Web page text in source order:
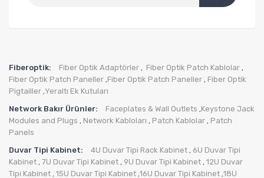
Fiberoptik: Fiber Optik Adaptörler , Fiber Optik Patch Kablolar ,
Fiber Optik Patch Paneller ,Fiber Optik Patch Paneller , Fiber Optik
Pigtailler ,Yeraltı Ek Kutuları
Network Bakır Ürünler:
Faceplates & Wall Outlets ,Keystone Jack
Modules and Plugs , Network Kabloları , Patch Kablolar , Patch
Panels
Duvar Tipi Kabinet:
4U Duvar Tipi Rack Kabinet , 6U Duvar Tipi
Kabinet , 7U Duvar Tipi Kabinet , 9U Duvar Tipi Kabinet , 12U Duvar
Tipi Kabinet , 15U Duvar Tipi Kabinet ,16U Duvar Tipi Kabinet ,18U